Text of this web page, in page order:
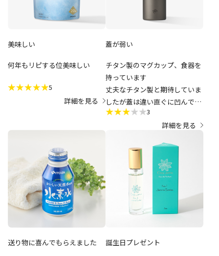
美味しい
何年もリピする位美味しい
5
詳細を見る
蓋が弱い
チタン製のマグカップ、食器を
持っています
丈夫なチタン製と期待していま
したが蓋は違い直ぐに凹んでし
まいました。
交換部品があると良いとおもい
ボディも直ぐ凹みそうで不安で
屋外では気を使っています。
やはりステンレスの方がタフな
もう少しお金を出してオールチ
タン製を謳っている物にしたら
3
詳細を見る
送り物に喜んでもらえました 誕生日プレゼント